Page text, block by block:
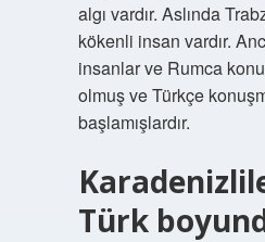
algı vardır. Aslında
kökenli insan vardır.
insanlar ve Rumca
olmuş ve Türkçe
başlamışlardır.
Türk